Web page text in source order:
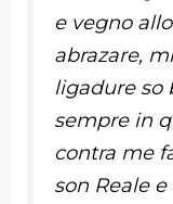
e vegno
abrazare,
ligadure so
sempre in
contra me
son Reale